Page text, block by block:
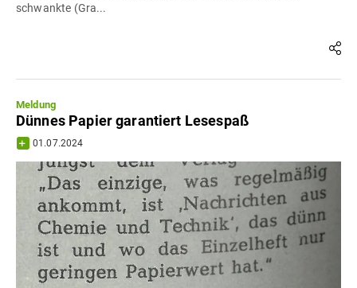
schwankte (Gra...
Meldung
Dünnes Papier garantiert Lesespaß
01.07.2024